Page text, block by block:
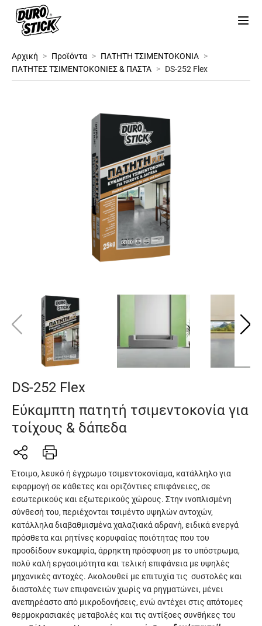
Αρχική > Προϊόντα > ΠΑΤΗΤΗ ΤΣΙΜΕΝΤΟΚΟΝΙΑ >
ΠΑΤΗΤΕΣ ΤΣΙΜΕΝΤΟΚΟΝΙΕΣ & ΠΑΣΤΑ > DS-252 Flex
DS-252 Flex
Εύκαμπτη πατητή τσιμεντοκονία για
τοίχους & δάπεδα
Έτοιμο, λευκό ή έγχρωμο τσιμεντοκονίαμα, κατάλληλο για
εφαρμογή σε κάθετες και οριζόντιες επιφάνειες, σε
εσωτερικούς και εξωτερικούς χώρους. Στην ινοπλισμένη
σύνθεσή του, περιέχονται τσιμέντο υψηλών αντοχών,
κατάλληλα διαβαθμισμένα χαλαζιακά αδρανή, ειδικά ενεργά
πρόσθετα και ρητίνες κορυφαίας ποιότητας που του
προσδίδουν ευκαμψία, άρρηκτη πρόσφυση με το υπόστρωμα,
πολύ καλή εργασιμότητα και τελική επιφάνεια με υψηλές
μηχανικές αντοχές. Ακολουθεί με επιτυχία τις συστολές και
διαστολές των επιφανειών χωρίς να ρηγματώνει, μένει
ανεπηρέαστο από μικροδονήσεις, ενώ αντέχει στις απότομες
θερμοκρασιακές μεταβολές και τις αντίξοες συνθήκες του